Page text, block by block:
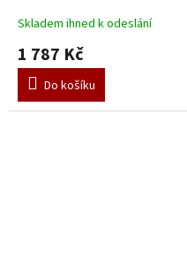
Slon - Modrý
Skladem ihned k odeslání
1 787 Kč
Do košíku